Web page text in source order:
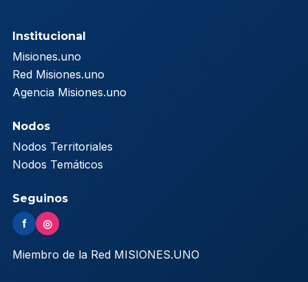
Institucional
Misiones.uno
Red Misiones.uno
Agencia Misiones.uno
Nodos
Nodos Territoriales
Nodos Temáticos
Seguinos
f ◎
Miembro de la Red MISIONES.UNO